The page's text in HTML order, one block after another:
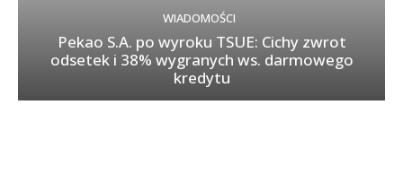
WIADOMOŚCI
Pekao S.A. po wyroku TSUE: Cichy zwrot
odsetek i 38% wygranych ws. darmowego
kredytu